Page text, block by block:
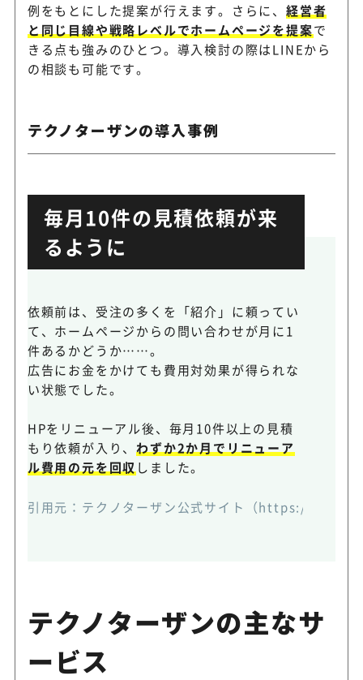
例をもとにした提案が行えます。さらに、 経営者
と同じ目線や戦略レベルでホームページを提案で
きる点も強みのひとつ。導入検討の際はLINEから
の相談も可能です。
テクノターザンの導入事例
毎月10件の見積依頼が来
るように
依頼前は、受注の多くを「紹介」に頼ってい
て、ホームページからの問い合わせが月に1
件あるかどうか……。
広告にお金をかけても費用対効果が得られな
い状態でした。
HPをリニューアル後、毎月10件以上の見積
もり依頼が入り、わずか2か月でリニューア
ル費用の元を回収 しました。
引用元： テクノターザン公式サイト（https://
テクノターザンの主なサ
ービス